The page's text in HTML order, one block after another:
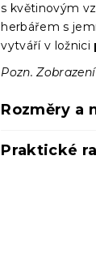
s květinovým
herbářem s
vytváří v ložnici
Pozn.
Rozměry a
Praktické